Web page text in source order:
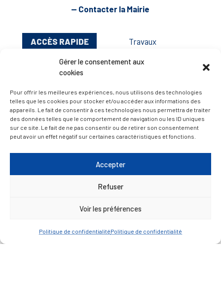
Gérer le consentement aux
cookies
Pour offrir les meilleures expériences, nous utilisons des technologies
telles que les cookies pour stocker et/ou accéder aux informations des
appareils. Le fait de consentir à ces technologies nous permettra de traiter
des données telles que le comportement de navigation ou les ID uniques
sur ce site. Le fait de ne pas consentir ou de retirer son consentement
peut avoir un effet négatif sur certaines caractéristiques et fonctions.
Accepter
Refuser
Voir les préférences
Politique de confidentialitéPolitique de confidentialité
— Contacter la Mairie
ACCÈS RAPIDE
Travaux
Marchés publics
Urbanisme
Espace agent
— Faire une recherche
A FEUILLETER !